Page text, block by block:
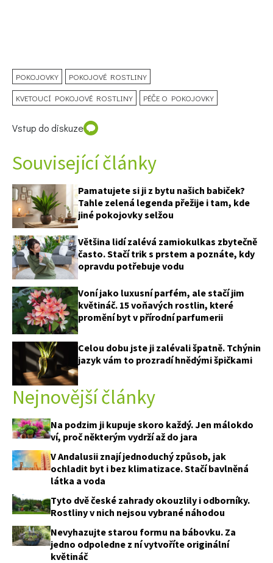
74 Kč
Objednat >
POKOJOVKY POKOJOVÉ ROSTLINY
KVETOUCÍ POKOJOVÉ ROSTLINY PÉČE O POKOJOVKY
Vstup do diskuze
Související články
Pamatujete si ji z bytu našich babiček?
Tahle zelená legenda přežije i tam, kde
jiné pokojovky selžou
Většina lidí zalévá zamiokulkas zbytečně
často. Stačí trik s prstem a poznáte, kdy
opravdu potřebuje vodu
Voní jako luxusní parfém, ale stačí jim
květináč. 15 voňavých rostlin, které
promění byt v přírodní parfumerii
Celou dobu jste ji zalévali špatně. Tchýnin
jazyk vám to prozradí hnědými špičkami
Nejnovější články
Na podzim ji kupuje skoro každý. Jen málokdo
ví, proč některým vydrží až do jara
V Andalusii znají jednoduchý způsob, jak
ochladit byt i bez klimatizace. Stačí bavlněná
látka a voda
Tyto dvě české zahrady okouzlily i odborníky.
Rostliny v nich nejsou vybrané náhodou
Nevyhazujte starou formu na bábovku. Za
jedno odpoledne z ní vytvoříte originální
květináč